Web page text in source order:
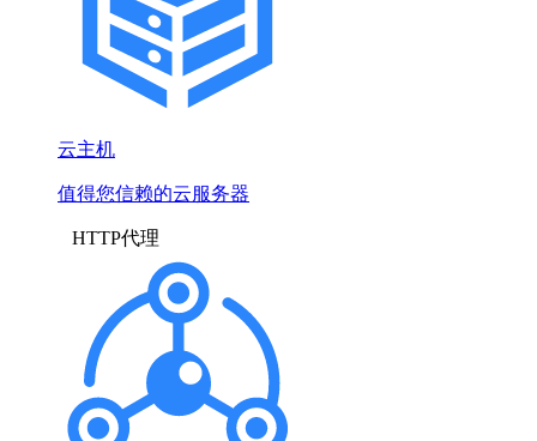
云主机
值得您信赖的云服务器
HTTP代理